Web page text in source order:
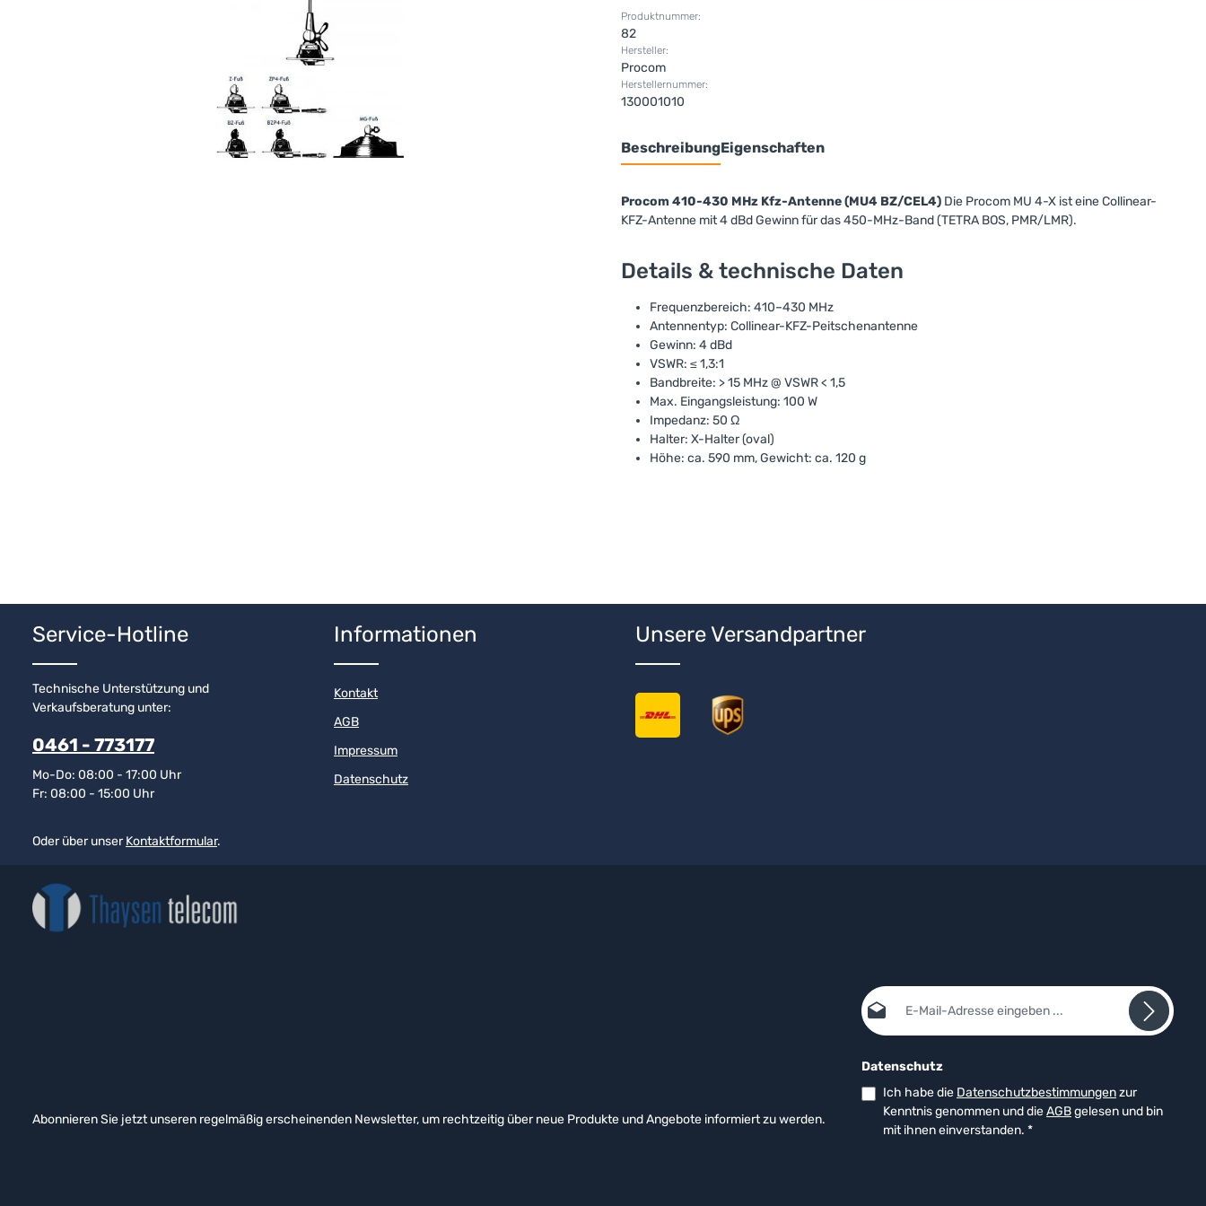
Produktnummer:
82
Hersteller:
Procom
Herstellernummer:
130001010
BeschreibungEigenschaften
Procom 410-430 MHz Kfz-Antenne (MU4 BZ/CEL4) Die Procom MU 4-X ist eine Collinear-
KFZ-Antenne mit 4 dBd Gewinn für das 450-MHz-Band (TETRA BOS, PMR/LMR).
Details & technische Daten
Frequenzbereich: 410–430 MHz
Antennentyp: Collinear-KFZ-Peitschenantenne
Gewinn: 4 dBd
VSWR: ≤ 1,3:1
Bandbreite: > 15 MHz @ VSWR < 1,5
Max. Eingangsleistung: 100 W
Impedanz: 50 Ω
Halter: X-Halter (oval)
Höhe: ca. 590 mm, Gewicht: ca. 120 g
Service-Hotline
Technische Unterstützung und
Verkaufsberatung unter:
0461 - 773177
Mo-Do: 08:00 - 17:00 Uhr
Fr: 08:00 - 15:00 Uhr
Oder über unserKontaktformular.
Informationen
Kontakt
AGB
Impressum
Datenschutz
Unsere Versandpartner
Abonnieren Sie jetzt unseren regelmäßig erscheinenden Newsletter, um rechtzeitig über neue Produkte und Angebote informiert zu werden.
E-Mail-Adresse*
Datenschutz
Ich habe die Datenschutzbestimmungenzur
Kenntnis genommen und dieAGBgelesen und bin
mit ihnen einverstanden. *